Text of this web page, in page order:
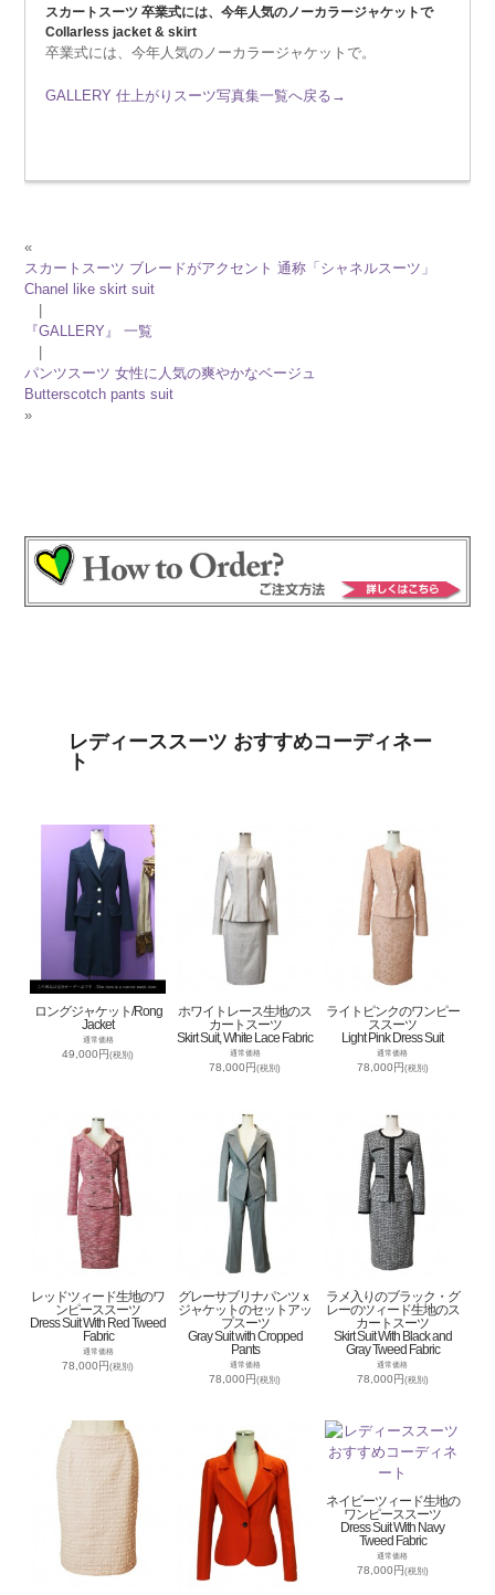
スカートスーツ 卒業式には、今年人気のノーカラージャケットで
Collarless jacket & skirt
卒業式には、今年人気のノーカラージャケットで。
GALLERY 仕上がりスーツ写真集一覧へ戻る→
«
スカートスーツ ブレードがアクセント 通称「シャネルスーツ」
Chanel like skirt suit
『GALLERY』 一覧
パンツスーツ 女性に人気の爽やかなベージュ
Butterscotch pants suit
»
レディーススーツ おすすめコーディネー
ト
ロングジャケット/Rong
Jacket
通常価格
49,000円(税別)
ホワイトレース生地のス
カートスーツ
Skirt Suit, White Lace Fabric
通常価格
78,000円(税別)
ライトピンクのワンピー
ススーツ
Light Pink Dress Suit
通常価格
78,000円(税別)
レッドツィード生地のワ
ンピーススーツ
Dress Suit With Red Tweed
Fabric
通常価格
78,000円(税別)
グレーサブリナパンツｘ
ジャケットのセットアッ
プスーツ
Gray Suit with Cropped
Pants
通常価格
78,000円(税別)
ラメ入りのブラック・グ
レーのツィード生地のス
カートスーツ
Skirt Suit With Black and
Gray Tweed Fabric
通常価格
78,000円(税別)
ネイビーツィード生地の
ワンピーススーツ
Dress Suit With Navy
Tweed Fabric
通常価格
78,000円(税別)